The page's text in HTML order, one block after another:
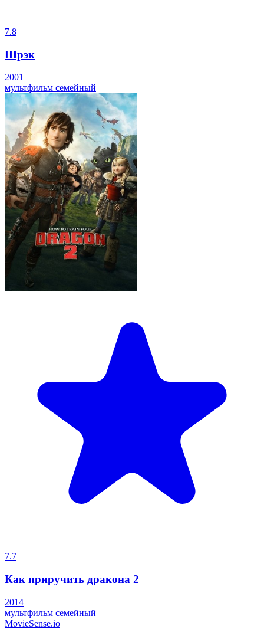
7.8
Шрэк
2001
мультфильм семейный
7.7
Как приручить дракона 2
2014
мультфильм семейный
MovieSense.io